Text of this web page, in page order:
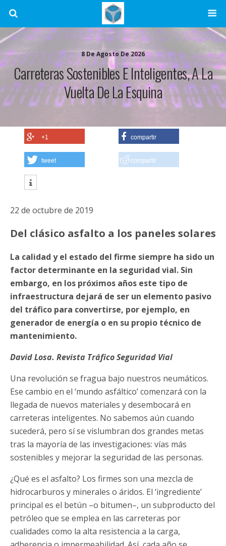
8 De Agosto De 2026
Carreteras Sostenibles E Inteligentes, A La
Vuelta De La Esquina
+1 compartir
tweet compartir
22 de octubre de 2019
Del clásico asfalto a los paneles solares
La calidad y el estado del firme siempre ha sido un
factor determinante en la seguridad vial. Sin
embargo, en los próximos años este tipo de
infraestructura dejará de ser un elemento pasivo
del tráfico para convertirse, por ejemplo, en
generador de energía o en su propio técnico de
mantenimiento.
David Losa. Revista Tráfico Seguridad Vial
Una revolución se fragua bajo nuestros neumáticos.
Ese cambio en el ‘mundo asfáltico’ comenzará con la
llegada de nuevos materiales y desembocará en
carreteras inteligentes. No sabemos aún cuando
sucederá, pero sí se vislumbran dos grandes metas
tras la mayoría de las investigaciones: vías más
sostenibles y mejorar la seguridad de las personas.
¿Qué es el asfalto? Los firmes son una mezcla de
hidrocarburos y minerales o áridos. El ‘ingrediente’
principal es el betún –o bitumen–, un subproducto del
petróleo que se emplea en las carreteras por
cualidades como la alta resistencia a la carga,